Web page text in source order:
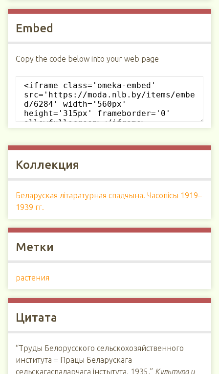
Embed
Copy the code below into your web page
Коллекция
Беларуская літаратурная спадчына. Часопісы 1919–
1939 гг.
Метки
растения
Цитата
“Труды Белорусского сельскохозяйственного
института = Працы Беларускага
сельскагаспадарчага інстытута, 1935,” Культура и